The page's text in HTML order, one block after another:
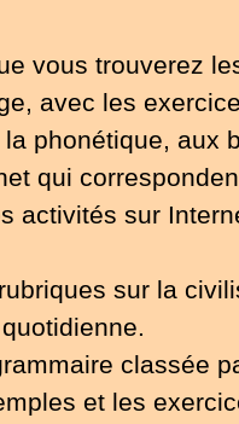
vous trouverez
avec les
phonétique, aux
qui
activités sur
sur la
classée
et les